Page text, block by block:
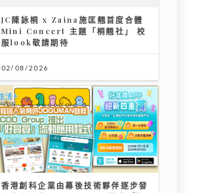
香港創科企業由幕後技術夥伴逐步發
展自主平台 COD Group 推出「好
賞買」流動應用程式 韓國人氣角色
「JOGUMAN」驚喜登陸
17/07/2026